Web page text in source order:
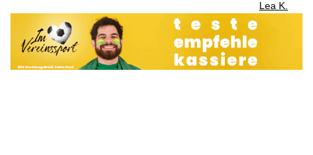
Lea K.